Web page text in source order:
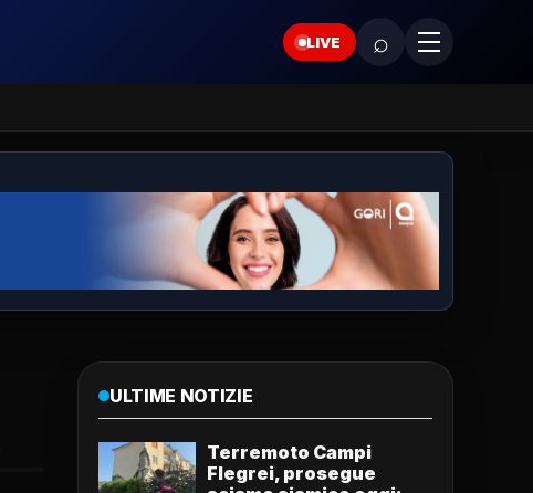
LIVE ⌕
ULTIME NOTIZIE
Terremoto Campi
Flegrei, prosegue